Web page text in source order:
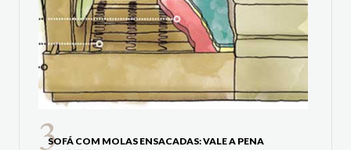
SOFÁ COM MOLAS ENSACADAS: VALE A PENA